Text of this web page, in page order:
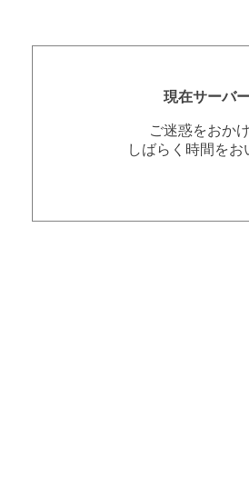
現在サーバ
ご迷惑をおか
しばらく時間を